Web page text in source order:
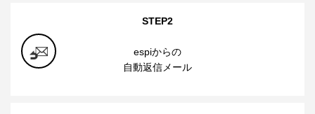
STEP2
espiからの
自動返信メール